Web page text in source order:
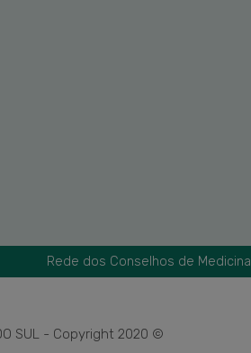
Rede dos Conselhos de Medicina
DO SUL - Copyright 2020 ©